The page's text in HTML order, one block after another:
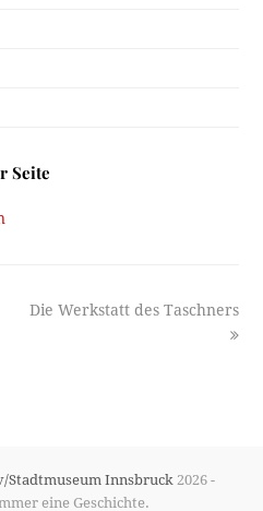
Seite
next
Die Werkstatt des Taschners
Stadtmuseum Innsbruck 2026 -
eine Geschichte.